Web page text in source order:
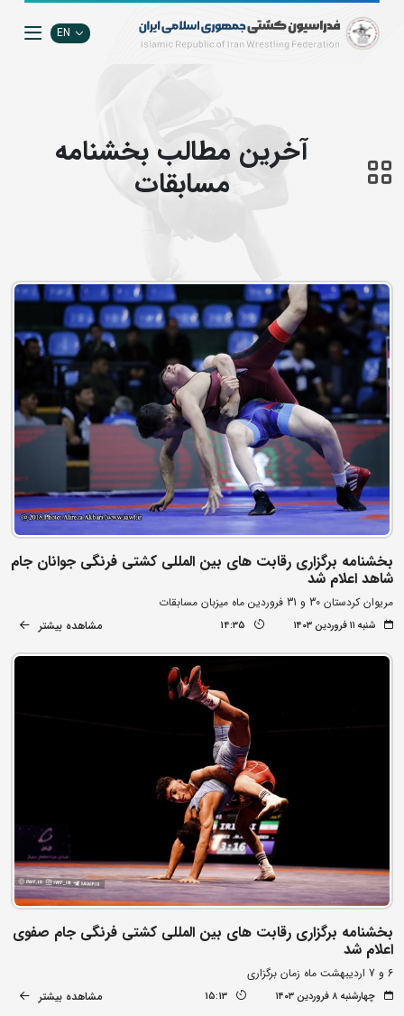
EN
آخرین مطالب بخشنامه
مسابقات
بخشنامه برگزاری رقابت های بین المللی کشتی فرنگی جوانان جام
شاهد اعلام شد
مریوان کردستان 30 و 31 فروردین ماه میزبان مسابقات
شنبه ۱۱ فروردین ۱۴۰۳ 14:35 مشاهده بیشتر
بخشنامه برگزاری رقابت های بین المللی کشتی فرنگی جام صفوی
اعلام شد
6 و 7 اردیبهشت ماه زمان برگزاری
چهارشنبه ۸ فروردین ۱۴۰۳ 15:13 مشاهده بیشتر